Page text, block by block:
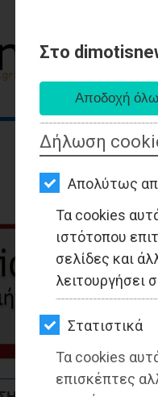
Στο
Δήλωση
Απολύτως
Τα cookies
ιστότοπου
σελίδες και
λειτουργήσει
Στατιστικά
Τα cookies
επισκέπτες